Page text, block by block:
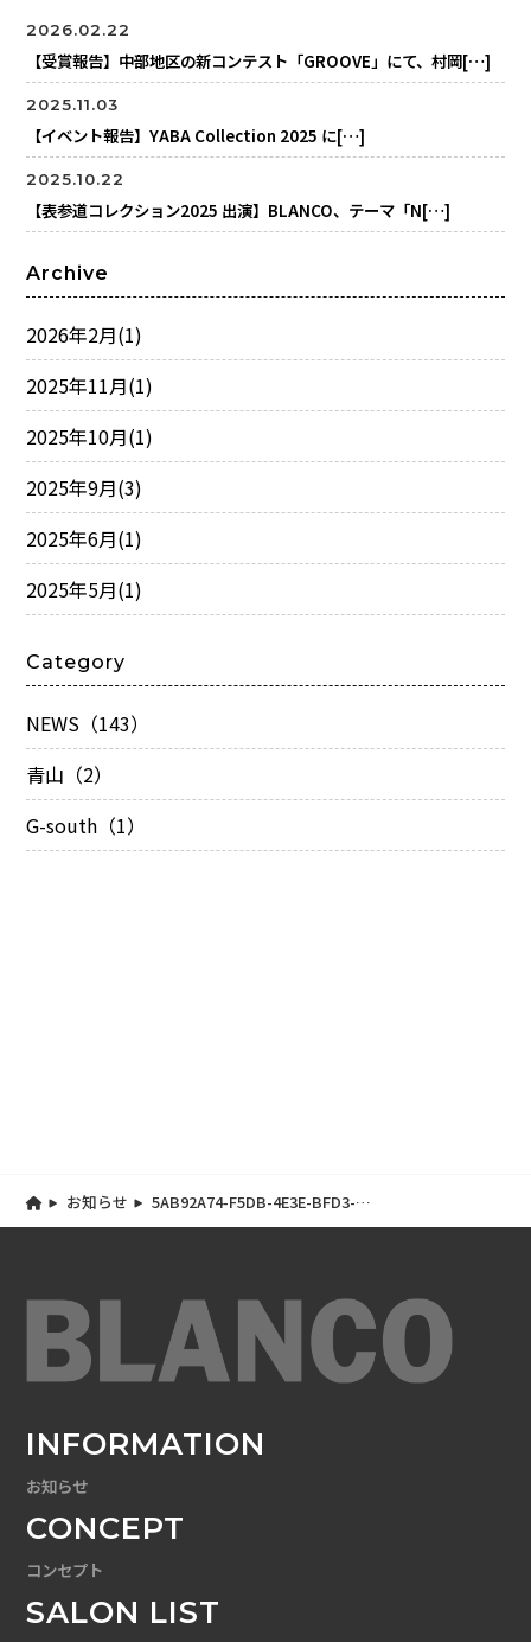
2026.02.22
【受賞報告】中部地区の新コンテスト「GROOVE」にて、村岡[…]
2025.11.03
【イベント報告】YABA Collection 2025 に[…]
2025.10.22
【表参道コレクション2025 出演】BLANCO、テーマ「N[…]
Archive
2026年2月(1)
2025年11月(1)
2025年10月(1)
2025年9月(3)
2025年6月(1)
2025年5月(1)
Category
NEWS（143）
青山（2）
G-south（1）
お知らせ
5AB92A74-F5DB-4E3E-BFD3-
28EF988BD881
INFORMATION
お知らせ
CONCEPT
コンセプト
SALON LIST